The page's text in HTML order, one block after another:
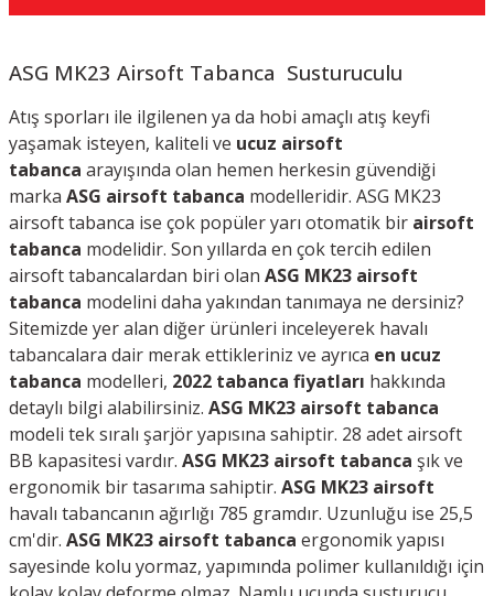
ASG MK23 Airsoft Tabanca Susturuculu
Atış sporları ile ilgilenen ya da hobi amaçlı atış keyfi
yaşamak isteyen, kaliteli ve ucuz airsoft
tabanca arayışında olan hemen herkesin güvendiği
marka ASG airsoft tabanca modelleridir. ASG MK23
airsoft tabanca ise çok popüler yarı otomatik bir airsoft
tabanca modelidir. Son yıllarda en çok tercih edilen
airsoft tabancalardan biri olan ASG MK23 airsoft
tabanca modelini daha yakından tanımaya ne dersiniz?
Sitemizde yer alan diğer ürünleri inceleyerek havalı
tabancalara dair merak ettikleriniz ve ayrıca en ucuz
tabanca modelleri, 2022 tabanca fiyatları hakkında
detaylı bilgi alabilirsiniz. ASG MK23 airsoft tabanca
modeli tek sıralı şarjör yapısına sahiptir. 28 adet airsoft
BB kapasitesi vardır. ASG MK23 airsoft tabanca şık ve
ergonomik bir tasarıma sahiptir. ASG MK23 airsoft
havalı tabancanın ağırlığı 785 gramdır. Uzunluğu ise 25,5
cm'dir. ASG MK23 airsoft tabanca ergonomik yapısı
sayesinde kolu yormaz, yapımında polimer kullanıldığı için